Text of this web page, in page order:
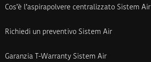
Cos’è l’aspirapolvere centralizzato Sistem Air
Richiedi un preventivo Sistem Air
Garanzia T-Warranty Sistem Air